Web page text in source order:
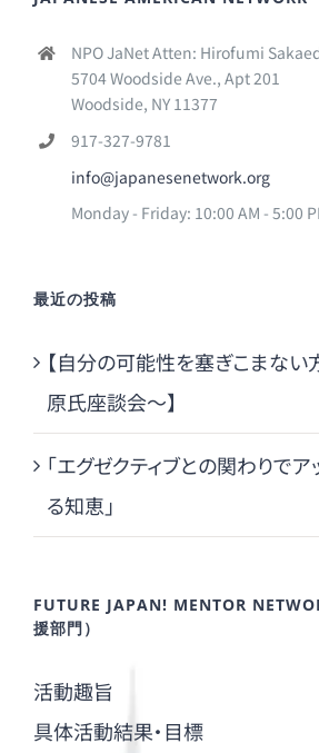
NPO JaNet Atten: Hirofumi
5704 Woodside Ave., Apt 201
Woodside, NY 11377
917-327-9781
info@japanesenetwork.org
Monday - Friday: 10:00 AM - 5:00
最近の投稿
【自分の可能性を塞ぎこまない
原氏座談会～】
「エグゼクティブとの関わりで
る知恵」
FUTURE JAPAN! MENTOR
援部門）
活動趣旨
具体活動結果・目標